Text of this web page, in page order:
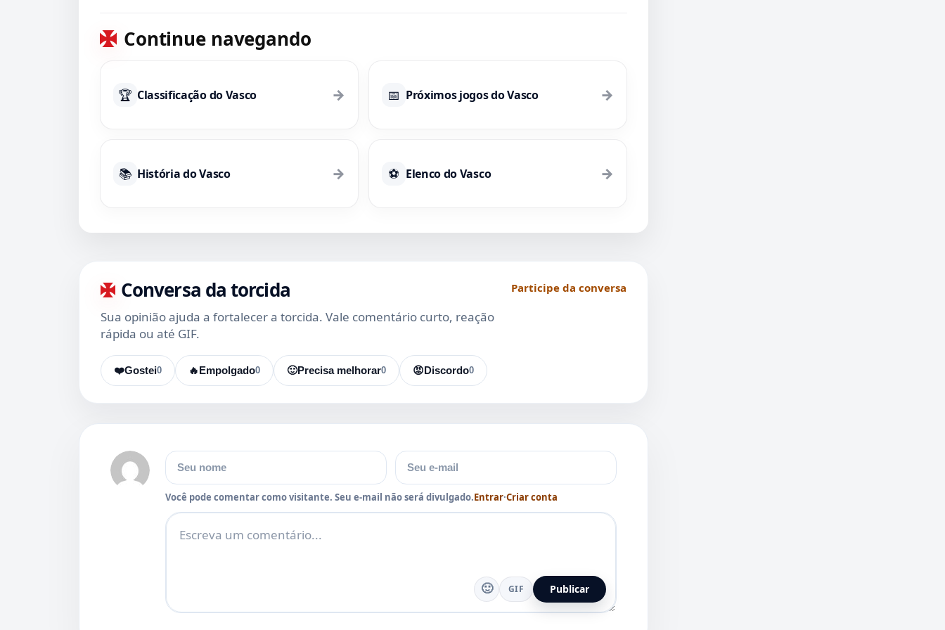
Continue navegando
🏆 Classificação do Vasco → 📅 Próximos jogos do Vasco →
📚 História do Vasco → ⚽ Elenco do Vasco →
Conversa da torcida
Sua opinião ajuda a fortalecer a torcida. Vale comentário curto, reação
rápida ou até GIF.
Participe da conversa
❤️ 0
Gostei 🔥 0
Empolgado 🙂 0
Precisa melhorar 😡 0
Discordo
Nome E-mail
Você pode comentar como visitante. Seu e-mail não será divulgado.Entrar·Criar conta
Comentário
🙂 GIF Publicar